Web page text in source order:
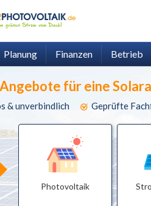
Planung Finanzen Betrieb
Angebote für eine
& unverbindlich Geprüfte
Photovoltaik